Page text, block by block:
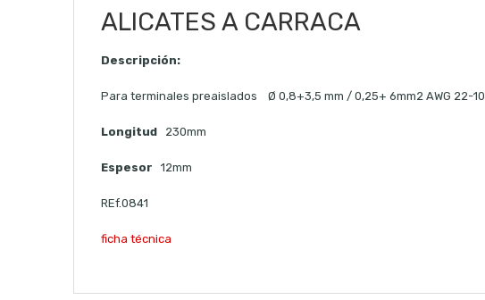
ALICATES A CARRACA
Descripción:
Para terminales preaislados Ø 0,8+3,5 mm / 0,25+ 6mm2 AWG 22-10
Longitud230mm
Espesor 12mm
REf.0841
ficha técnica